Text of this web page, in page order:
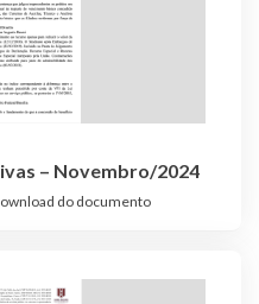
– Novembro/2024
do documento